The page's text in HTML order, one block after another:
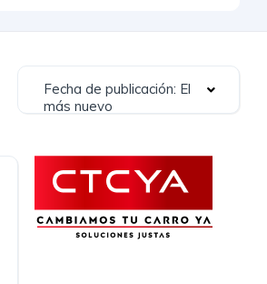
Fecha de publicación: El
más nuevo